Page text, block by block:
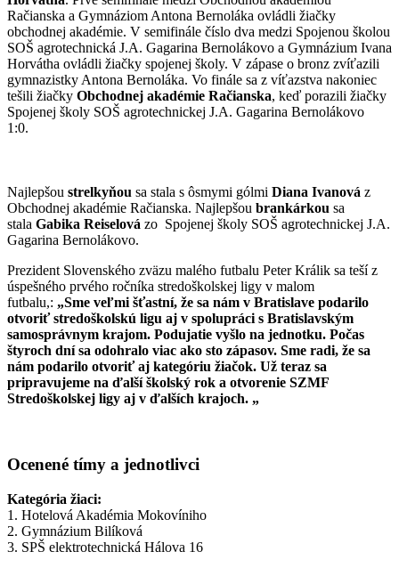
Račianska a Gymnáziom Antona Bernoláka ovládli žiačky
obchodnej akadémie. V semifinále číslo dva medzi Spojenou školou
SOŠ agrotechnická J.A. Gagarina Bernolákovo a Gymnázium Ivana
Horvátha ovládli žiačky spojenej školy. V zápase o bronz zvíťazili
gymnazistky Antona Bernoláka. Vo finále sa z víťazstva nakoniec
tešili žiačky Obchodnej akadémie Račianska, keď porazili žiačky
Spojenej školy SOŠ agrotechnickej J.A. Gagarina Bernolákovo
1:0.
Najlepšou strelkyňou sa stala s ôsmymi gólmi Diana Ivanová z
Obchodnej akadémie Račianska. Najlepšou brankárkou sa
stala Gabika Reiselová zo Spojenej školy SOŠ agrotechnickej J.A.
Gagarina Bernolákovo.
Prezident Slovenského zväzu malého futbalu Peter Králik sa teší z
úspešného prvého ročníka stredoškolskej ligy v malom
futbalu,: „Sme veľmi šťastní, že sa nám v Bratislave podarilo
otvoriť stredoškolskú ligu aj v spolupráci s Bratislavským
samosprávnym krajom. Podujatie vyšlo na jednotku. Počas
štyroch dní sa odohralo viac ako sto zápasov. Sme radi, že sa
nám podarilo otvoriť aj kategóriu žiačok. Už teraz sa
pripravujeme na ďalší školský rok a otvorenie SZMF
Stredoškolskej ligy aj v ďalších krajoch. „
Ocenené tímy a jednotlivci
Kategória žiaci:
1. Hotelová Akadémia Mokovíniho
2. Gymnázium Bilíková
3. SPŠ elektrotechnická Hálova 16